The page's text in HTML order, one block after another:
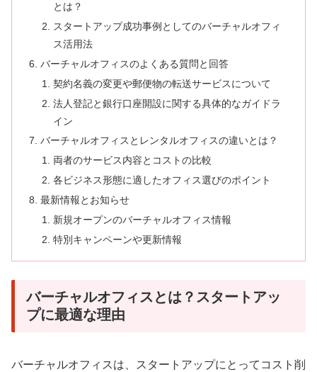
とは？
スタートアップ成功事例としてのバーチャルオフィ
ス活用法
バーチャルオフィスのよくある質問と回答
契約名義の変更や郵便物の転送サービスについて
法人登記と銀行口座開設に関する具体的なガイドラ
イン
バーチャルオフィスとレンタルオフィスの違いとは？
両者のサービス内容とコストの比較
各ビジネス形態に適したオフィス選びのポイント
最新情報とお知らせ
新規オープンのバーチャルオフィス情報
特別キャンペーンや更新情報
バーチャルオフィスとは？スタートアッ
プに最適な理由
バーチャルオフィスは、スタートアップにとってコスト削